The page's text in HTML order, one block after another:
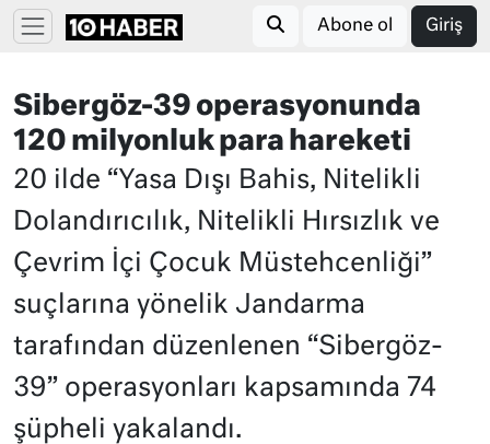
Abone ol Giriş
Sibergöz-39 operasyonunda
120 milyonluk para hareketi
20 ilde “Yasa Dışı Bahis, Nitelikli
Dolandırıcılık, Nitelikli Hırsızlık ve
Çevrim İçi Çocuk Müstehcenliği”
suçlarına yönelik Jandarma
tarafından düzenlenen “Sibergöz-
39” operasyonları kapsamında 74
şüpheli yakalandı.